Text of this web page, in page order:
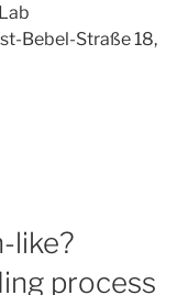
Bebel-Straße 18,
like?
process